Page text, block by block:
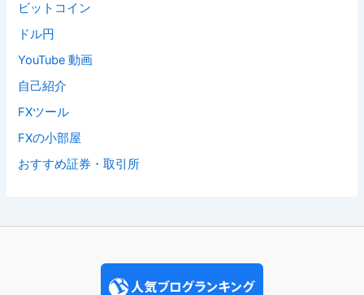
ビットコイン
ドル円
YouTube 動画
自己紹介
FXツール
FXの小部屋
おすすめ証券・取引所